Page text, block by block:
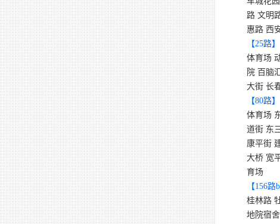
路 文明
惠路 西
【25路】
体育场
院 百脑
大街 长
【80路】
体育场
道街 东
康平街
大桥 宽
育场
【156路b
桂林路
地院宿